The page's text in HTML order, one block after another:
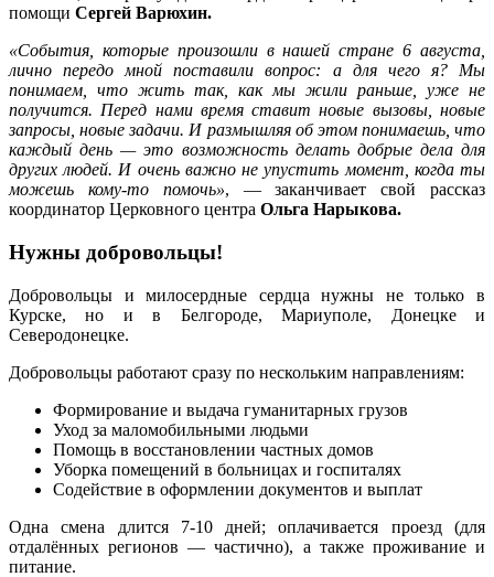
помощи Сергей Варюхин.
«События, которые произошли в нашей стране 6 августа,
лично передо мной поставили вопрос: а для чего я? Мы
понимаем, что жить так, как мы жили раньше, уже не
получится. Перед нами время ставит новые вызовы, новые
запросы, новые задачи. И размышляя об этом понимаешь, что
каждый день — это возможность делать добрые дела для
других людей. И очень важно не упустить момент, когда ты
можешь кому-то помочь», — заканчивает свой рассказ
координатор Церковного центра Ольга Нарыкова.
Нужны добровольцы!
Добровольцы и милосердные сердца нужны не только в
Курске, но и в Белгороде, Мариуполе, Донецке и
Северодонецке.
Добровольцы работают сразу по нескольким направлениям:
Формирование и выдача гуманитарных грузов
Уход за маломобильными людьми
Помощь в восстановлении частных домов
Уборка помещений в больницах и госпиталях
Содействие в оформлении документов и выплат
Одна смена длится 7-10 дней; оплачивается проезд (для
отдалённых регионов — частично), а также проживание и
питание.